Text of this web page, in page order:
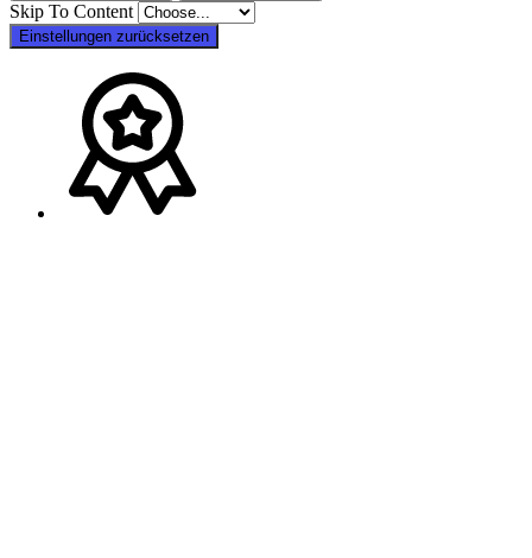
Skip To Content
Einstellungen zurücksetzen